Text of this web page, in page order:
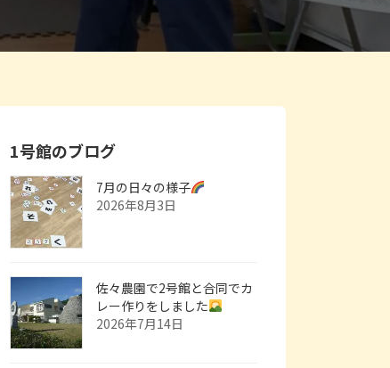
1号館のブログ
7月の日々の様子
2026年8月3日
佐々農園で2号館と合同でカ
レー作りをしました
2026年7月14日